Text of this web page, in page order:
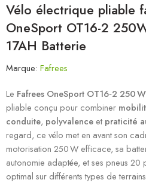
Vélo électrique pliable
OneSport OT16-2
17AH Batterie
Marque: Fafrees
Le Fafrees OneSport OT16‑2 250
pliable conçu pour combiner
conduite, polyvalence et praticité
regard, ce vélo met en avant son
motorisation 250 W efficace, sa
autonomie adaptée, et ses pneus
optimal sur différents types de